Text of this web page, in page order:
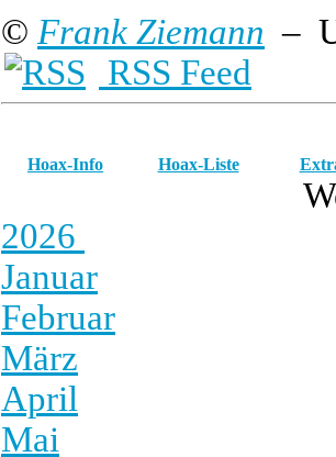
© Frank Ziemann –
RSS Feed
Hoax-Info Hoax-Liste
2026
Januar
Februar
März
April
Mai